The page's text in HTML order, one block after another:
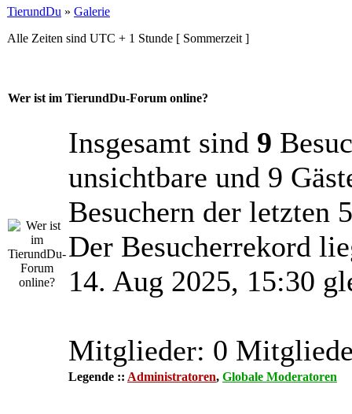
TierundDu » Galerie
Alle Zeiten sind UTC + 1 Stunde [ Sommerzeit ]
Wer ist im TierundDu-Forum online?
Insgesamt sind 9
unsichtbare und 9
Besuchern der letzten
Der Besucherrekord
14. Aug 2025, 15:30
Mitglieder: 0
Legende :: Administratoren, Globale Moderatoren